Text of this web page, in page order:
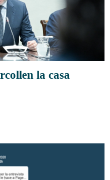
la casa